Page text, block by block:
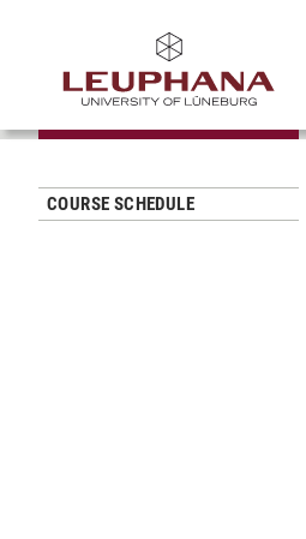
COURSE SCHEDULE